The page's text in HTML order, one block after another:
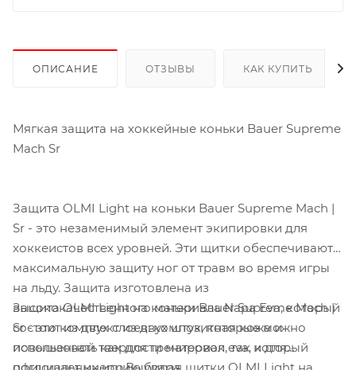
ОПИСАНИЕ ОТЗЫВЫ КАК КУПИТЬ
Мягкая защита на хоккейные коньки Bauer Supreme
Mach Sr
Защита OLMI Light на коньки Bauer Supreme Mach |
Sr - это незаменимый элемент экипировки для
хоккеистов всех уровней. Эти щитки обеспечивают
максимальную защиту ног от травм во время игры
на льду. Защита изготовлена из
высококачественного материала Napa Eva, который
состоит из двух слоев: композитная кожа и
повышенной твердости материал eva, который
Защита OLMI Light на коньки Bauer Supreme Mach |
Sr - это комплект из двух штук, которые можно
использовать как для тренировок, так и для